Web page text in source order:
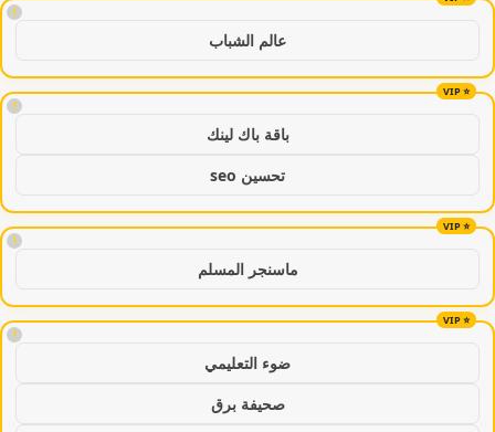
!
عالم الشباب
!
باقة باك لينك
تحسين seo
!
ماسنجر المسلم
!
ضوء التعليمي
صحيفة برق